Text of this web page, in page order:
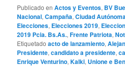
Publicado en Actos y Eventos, BV
Nacional,Campaña,Ciudad
Elecciones, Elecciones 2019,
2019 Pcia. Bs.As.,Frente Patriota,
Etiquetado acto de lanzamiento,
Presidente,candidato a presidente,
Enrique Venturino,Kalki, Unione e